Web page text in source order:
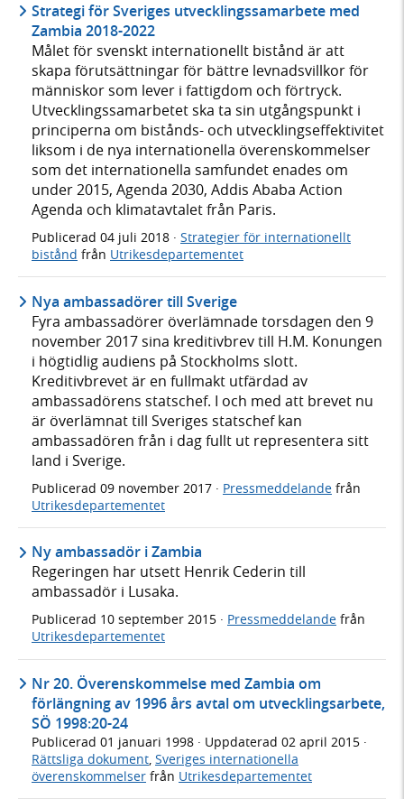
Strategi för Sveriges utvecklingssamarbete med
Zambia 2018-2022
Målet för svenskt internationellt bistånd är att
skapa förutsättningar för bättre levnadsvillkor för
människor som lever i fattigdom och förtryck.
Utvecklingssamarbetet ska ta sin utgångspunkt i
principerna om bistånds- och utvecklingseffektivitet
liksom i de nya internationella överenskommelser
som det internationella samfundet enades om
under 2015, Agenda 2030, Addis Ababa Action
Agenda och klimatavtalet från Paris.
Publicerad 04 juli 2018 · Strategier för internationellt
bistånd från Utrikesdepartementet
Nya ambassadörer till Sverige
Fyra ambassadörer överlämnade torsdagen den 9
november 2017 sina kreditivbrev till H.M. Konungen
i högtidlig audiens på Stockholms slott.
Kreditivbrevet är en fullmakt utfärdad av
ambassadörens statschef. I och med att brevet nu
är överlämnat till Sveriges statschef kan
ambassadören från i dag fullt ut representera sitt
land i Sverige.
Publicerad 09 november 2017 · Pressmeddelande från
Utrikesdepartementet
Ny ambassadör i Zambia
Regeringen har utsett Henrik Cederin till
ambassadör i Lusaka.
Publicerad 10 september 2015 · Pressmeddelande från
Utrikesdepartementet
Nr 20. Överenskommelse med Zambia om
förlängning av 1996 års avtal om utvecklingsarbete,
SÖ 1998:20-24
Publicerad 01 januari 1998 · Uppdaterad 02 april 2015 ·
Rättsliga dokument, Sveriges internationella
överenskommelser från Utrikesdepartementet